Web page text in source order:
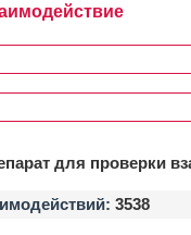
для проверки
3538